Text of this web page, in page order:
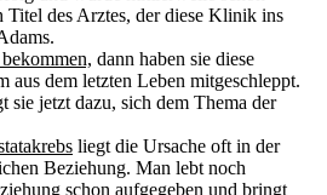
Titel des Arztes, der diese Klinik ins
dann haben sie diese
aus dem letzten Leben mitgeschleppt.
jetzt dazu, sich dem Thema der
liegt die Ursache oft in der
Beziehung. Man lebt noch
schon aufgegeben und bringt